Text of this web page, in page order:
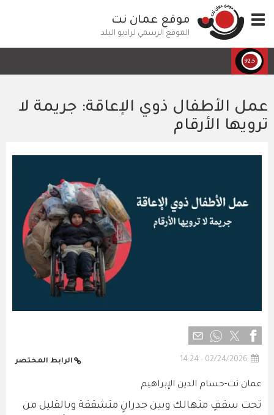
إلى
المحتوى
الرئيسي
Toggle
navigation
موقع عمان نت
الموقع الرسمي لراديو البلد
عمل الأطفال ذوي الإعاقة: جريمة لا
ترويها الأرقام
02/24/2026 - 14:24 الرابط المختصر
عمان نت-حسام الدين الإبراهيم
تحت سقفٍ متهالك وبين جدرانٍ متشققة وبالقليل من